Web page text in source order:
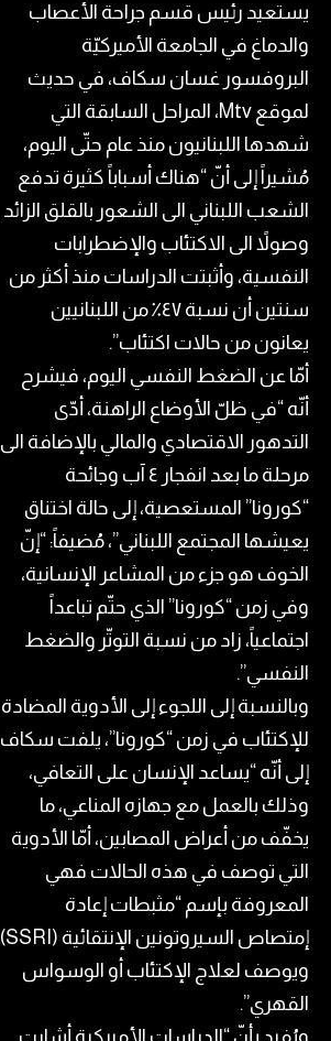
يستعيد رئيس قسم جراحة الأعصاب
والدماغ في الجامعة الأميركيّة
البروفسور غسان سكاف، في حديث
لموقع Mtv، المراحل السابقة التي
شهدها اللبنانيون منذ عام حتّى اليوم،
مُشيراً إلى أنّ “هناك أسباباً كثيرة تدفع
الشعب اللبناني الى الشعور بالقلق الزائد
وصولاً الى الاكتئاب والإضطرابات
النفسية، وأثبتت الدراسات منذ أكثر من
سنتين أن نسبة ٤٧٪ من اللبنانيين
يعانون من حالات اكتئاب”.
أمّا عن الضغط النفسي اليوم، فيشرح
أنّه “في ظلّ الأوضاع الراهنة، أدّى
التدهور الاقتصادي والمالي بالإضافة الى
مرحلة ما بعد انفجار ٤ آب وجائحة
“كورونا” المستعصية، إلى حالة اختناق
يعيشها المجتمع اللبناني”، مُضيفاً: “إنّ
الخوف هو جزء من المشاعر الإنسانية،
وفي زمن “كورونا” الذي حتّم تباعداً
اجتماعياً، زاد من نسبة التوتّر والضغط
النفسي”.
وبالنسبة إلى اللجوء إلى الأدوية المضادة
للإكتئاب في زمن “كورونا”، يلفت سكاف
إلى أنّه “يساعد الإنسان على التعافي،
وذلك بالعمل مع جهازه المناعي، ما
يخفّف من أعراض المصابين، أمّا الأدوية
التي توصف في هذه الحالات فهي
المعروفة بإسم “مثبطات إعادة
إمتصاص السيروتونين الإنتقائية (SSRI)
ويوصف لعلاج الإكتئاب أو الوسواس
القهري”.